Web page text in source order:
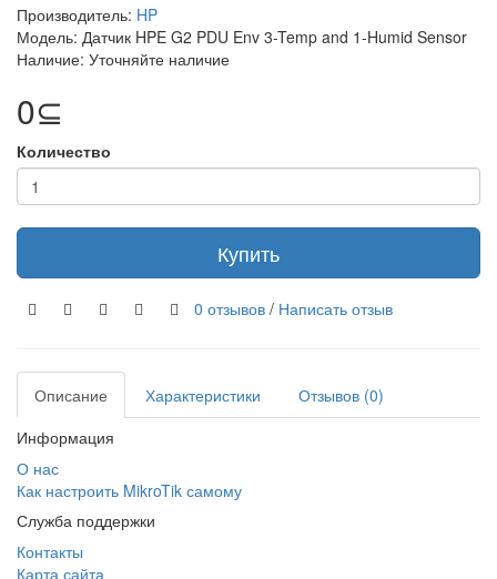
Производитель: HP
Модель: Датчик HPE G2 PDU Env 3-Temp and 1-Humid Sensor
Наличие: Уточняйте наличие
0⊆
Количество
Купить
0 отзывов / Написать отзыв
Описание Характеристики
Отзывов (0)
Информация
О нас
Как настроить MikroTik самому
Служба поддержки
Контакты
Карта сайта